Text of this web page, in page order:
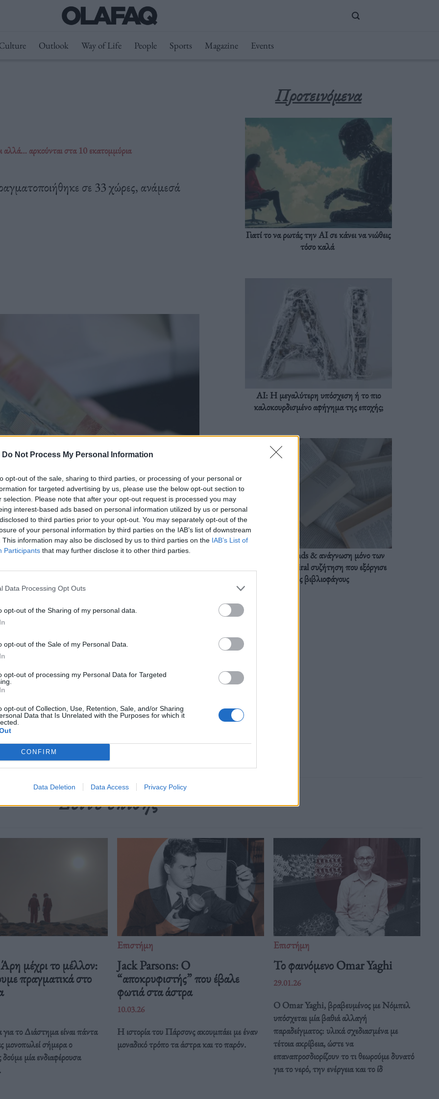
Do Not Process My Personal Information
opt-out of the sale, sharing to third parties, or processing of your personal or
for targeted advertising by us, please use the below opt-out section to
selection. Please note that after your opt-out request is processed you may
interest-based ads based on personal information utilized by us or personal
to third parties prior to your opt-out. You may separately opt-out of the
of your personal information by third parties on the IAB’s list of downstream
This information may also be disclosed by us to third parties on the IAB’s List of
Participants that may further disclose it to other third parties.
Data Processing Opt Outs
opt-out of the Sharing of my personal data.
opt-out of the Sale of my Personal Data.
opt-out of processing my Personal Data for Targeted
opt-out of Collection, Use, Retention, Sale, and/or Sharing
Data that Is Unrelated with the Purposes for which it
CONFIRM
Data Deletion Data Access Privacy Policy
Outlook Way of Life People Sports Magazine Events
αλλά… αρκούνται στα 10 εκατομμύρια
σε 33 χώρες, ανάμεσά
σε 33 χώρες, ανάμεσά
→
,Εκατομμύρια
Προτεινόμενα
Γιατί το να ρωτάς την AI σε κάνει να νιώθεις
τόσο καλά
AI: Η μεγαλύτερη υπόσχεση ή το πιο
καλοκουρδισμένο αφήγημα της εποχής;
BookTok trends & ανάγνωση μόνο των
διαλόγων: Η viral συζήτηση που εξόργισε
τους βιβλιοφάγους
Δείτε επίσης
μέχρι το μέλλον:
πραγματικά στο
το Διάστημα είναι πάντα
μονοπωλεί σήμερα ο
μία ενδιαφέρουσα
Επιστήμη
Jack Parsons: O
“αποκρυφιστής” που έβαλε
φωτιά στα άστρα
10.03.26
Η ιστορία του Πάρσονς ακουμπάει με έναν
μοναδικό τρόπο τα άστρα και το παρόν.
Επιστήμη
Το φαινόμενο Omar Yaghi
29.01.26
Ο Omar Yaghi, βραβευμένος με Νόμπελ
υπόσχεται μία βαθιά αλλαγή
παραδείγματος: υλικά σχεδιασμένα με
τέτοια ακρίβεια, ώστε να
επαναπροσδιορίζουν το τι θεωρούμε δυνατό
για το νερό, την ενέργεια και το ίδ